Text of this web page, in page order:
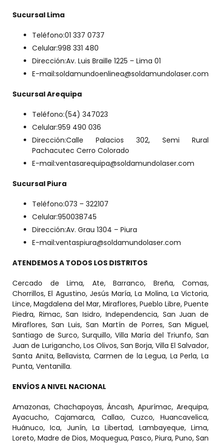
Sucursal Lima
Teléfono:01 337 0737
Celular:998 331 480
Dirección:Av. Luis Braille 1225 – Lima 01
E-mail:soldamundoenlinea@soldamundolaser.com
Sucursal Arequipa
Teléfono:(54) 347023
Celular:959 490 036
Dirección:Calle Palacios 302, Semi Rural
Pachacutec Cerro Colorado
E-mail:ventasarequipa@soldamundolaser.com
Sucursal Piura
Teléfono:073 – 322107
Celular:950038745
Dirección:Av. Grau 1304 – Piura
E-mail:ventaspiura@soldamundolaser.com
ATENDEMOS A TODOS LOS DISTRITOS
Cercado de Lima, Ate, Barranco, Breña, Comas,
Chorrillos, El Agustino, Jesús María, La Molina, La Victoria,
Lince, Magdalena del Mar, Miraflores, Pueblo Libre, Puente
Piedra, Rimac, San Isidro, Independencia, San Juan de
Miraflores, San Luis, San Martín de Porres, San Miguel,
Santiago de Surco, Surquillo, Villa María del Triunfo, San
Juan de Lurigancho, Los Olivos, San Borja, Villa El Salvador,
Santa Anita, Bellavista, Carmen de la Legua, La Perla, La
Punta, Ventanilla.
ENVÍOS A NIVEL NACIONAL
Amazonas, Chachapoyas, Áncash, Apurímac, Arequipa,
Ayacucho, Cajamarca, Callao, Cuzco, Huancavelica,
Huánuco, Ica, Junín, La Libertad, Lambayeque, Lima,
Loreto, Madre de Dios, Moquegua, Pasco, Piura, Puno, San